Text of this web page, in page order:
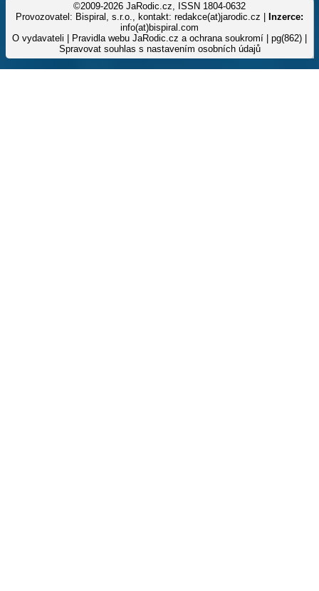
©2009-2026 JaRodic.cz, ISSN 1804-0632
Provozovatel: Bispiral, s.r.o., kontakt: redakce(at)jarodic.cz |
Inzerce:
info(at)bispiral.com
O vydavateli
Pravidla webu JaRodic.cz a ochrana soukromí | pg(862) |
Spravovat souhlas s nastavením osobních údajů